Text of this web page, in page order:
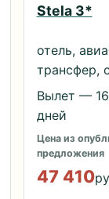
Stela 3*
отель,
трансфер,
Вылет —
дней
Цена из
предложения
47 410